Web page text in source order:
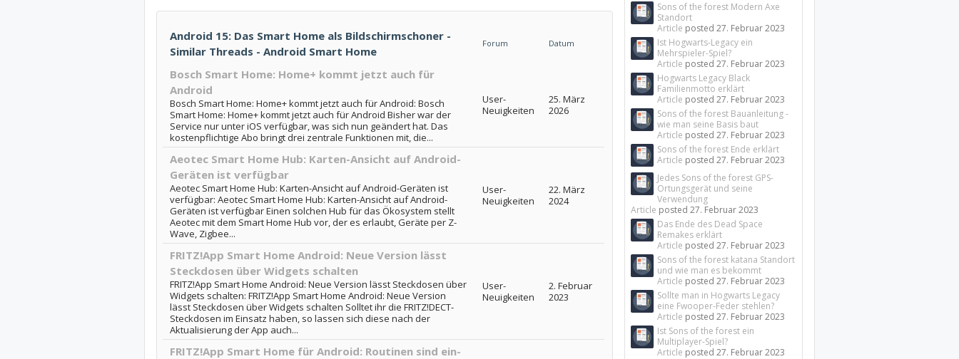
Android 15: Das Smart Home als Bildschirmschoner -
Similar Threads - Android Smart Home
Forum Datum
Bosch Smart Home: Home+ kommt jetzt auch für
Android
Bosch Smart Home: Home+ kommt jetzt auch für Android: Bosch
Smart Home: Home+ kommt jetzt auch für Android Bisher war der
Service nur unter iOS verfügbar, was sich nun geändert hat. Das
kostenpflichtige Abo bringt drei zentrale Funktionen mit, die...
User-
Neuigkeiten
25. März
2026
Aeotec Smart Home Hub: Karten-Ansicht auf Android-
Geräten ist verfügbar
Aeotec Smart Home Hub: Karten-Ansicht auf Android-Geräten ist
verfügbar: Aeotec Smart Home Hub: Karten-Ansicht auf Android-
Geräten ist verfügbar Einen solchen Hub für das Ökosystem stellt
Aeotec mit dem Smart Home Hub vor, der es erlaubt, Geräte per Z-
Wave, Zigbee...
User-
Neuigkeiten
22. März
2024
FRITZ!App Smart Home Android: Neue Version lässt
Steckdosen über Widgets schalten
FRITZ!App Smart Home Android: Neue Version lässt Steckdosen über
Widgets schalten: FRITZ!App Smart Home Android: Neue Version
lässt Steckdosen über Widgets schalten Solltet ihr die FRITZ!DECT-
Steckdosen im Einsatz haben, so lassen sich diese nach der
Aktualisierung der App auch...
User-
Neuigkeiten
2. Februar
2023
FRITZ!App Smart Home für Android: Routinen sind ein-
Sons of the forest Modern Axe
Standort
Article posted27. Februar 2023
Ist Hogwarts-Legacy ein
Mehrspieler-Spiel?
Article posted27. Februar 2023
Hogwarts Legacy Black
Familienmotto erklärt
Article posted27. Februar 2023
Sons of the forest Bauanleitung -
wie man seine Basis baut
Article posted27. Februar 2023
Sons of the forest Ende erklärt
Article posted27. Februar 2023
Jedes Sons of the forest GPS-
Ortungsgerät und seine
Verwendung
Article posted27. Februar 2023
Das Ende des Dead Space
Remakes erklärt
Article posted27. Februar 2023
Sons of the forest katana Standort
und wie man es bekommt
Article posted27. Februar 2023
Sollte man in Hogwarts Legacy
eine Fwooper-Feder stehlen?
Article posted27. Februar 2023
Ist Sons of the forest ein
Multiplayer-Spiel?
Article posted27. Februar 2023